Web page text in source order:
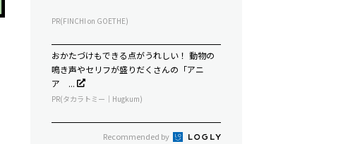
PR(FINCHI on GOETHE)
おかたづけもできる点がうれしい！ 動物の
鳴き声やセリフが盛りだくさんの「アニ
ア ...
PR(タカラトミー｜Hugkum)
Recommended by